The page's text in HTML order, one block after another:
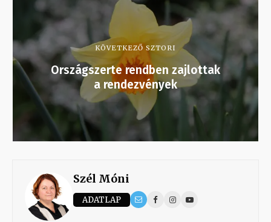
KÖVETKEZŐ SZTORI
Országszerte rendben zajlottak
a rendezvények
Szél Móni
ADATLAP